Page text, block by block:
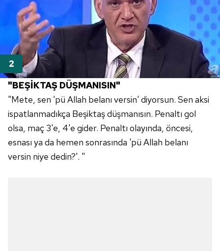
"BEŞİKTAŞ DÜŞMANISIN"
"Mete, sen 'pü Allah belanı versin' diyorsun. Sen aksi
ispatlanmadıkça Beşiktaş düşmanısın. Penaltı gol
olsa, maç 3'e, 4'e gider. Penaltı olayında, öncesi,
esnası ya da hemen sonrasında 'pü Allah belanı
versin niye dedin?'. "